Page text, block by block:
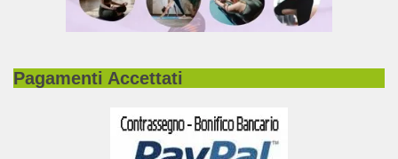
Pagamenti Accettati